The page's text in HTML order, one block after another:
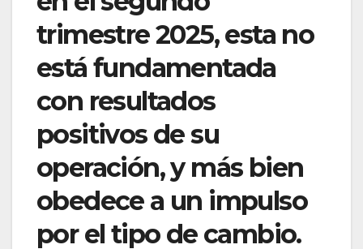
trimestre 2025, esta no
está fundamentada
con resultados
positivos de su
operación, y más bien
obedece a un impulso
por el tipo de cambio.